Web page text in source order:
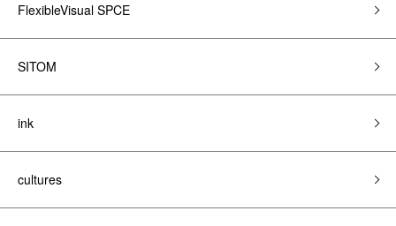
FlexibleVisual SPCE
SITOM
ink
cultures